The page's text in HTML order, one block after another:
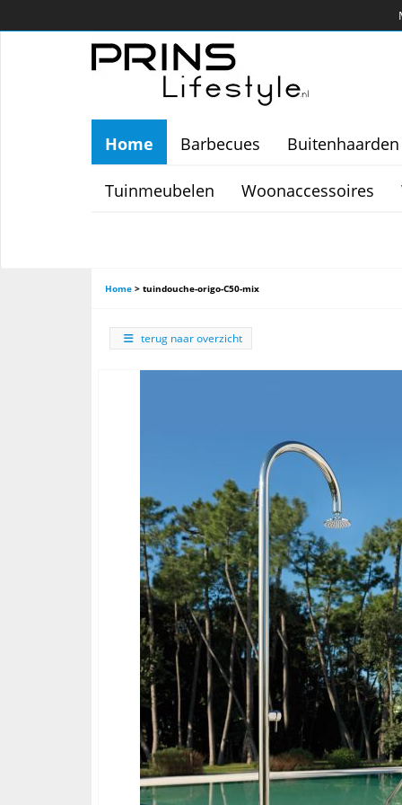
Home Barbecues Buitenhaarden
Tuinmeubelen Woonaccessoires
Home > tuindouche-origo-C50-mix
terug naar overzicht